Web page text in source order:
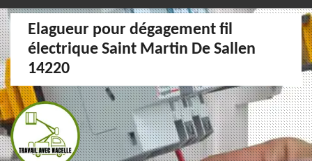
Elagueur pour dégagement fil
électrique Saint Martin De Sallen
14220